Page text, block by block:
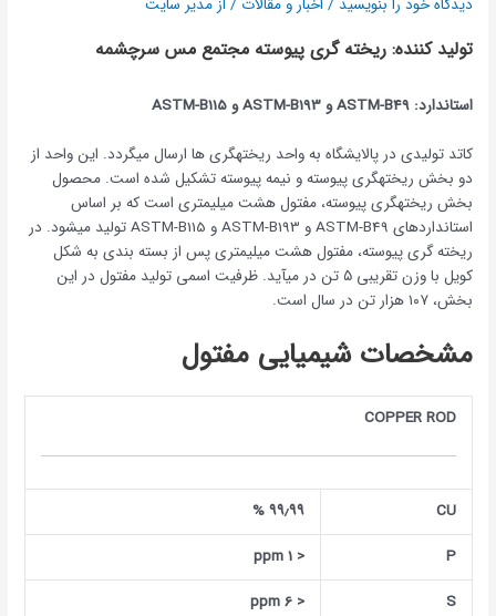
دیدگاه‌ خود را بنویسید / اخبار و مقالات / ازمدیر سایت
تولید کننده: ریخته گری پیوسته مجتمع مس سرچشمه
استاندارد:ASTM-B49وASTM-B193وASTM-B115
کاتد تولیدی در پالایشگاه به واحد ریخته‫گری ها ارسال می‫گردد. این واحد از
دو بخش ریخته‫گری پیوسته و نیمه پیوسته تشکیل شده است. محصول
بخش ریخته‫گری پیوسته، مفتول هشت میلیمتری است که بر اساس
استانداردهای ASTM-B49 و ASTM-B193 و ASTM-B115 تولید می‫شود. در
ریخته گری پیوسته، مفتول هشت میلیمتری پس از بسته بندی به شکل
کویل با وزن تقریبی ۵ تن در می‫آید. ظرفیت اسمی تولید مفتول در این
بخش، ۱۰۷ هزار تن در سال است.
مشخصات شیمیایی مفتول
COPPER ROD
CU ۹۹٫۹۹ %
P
< 1 ppm
S
< 6 ppm